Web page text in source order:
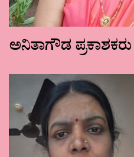
ಅನಿತಾಗೌಡ ಪ್ರಕಾಶಕರು